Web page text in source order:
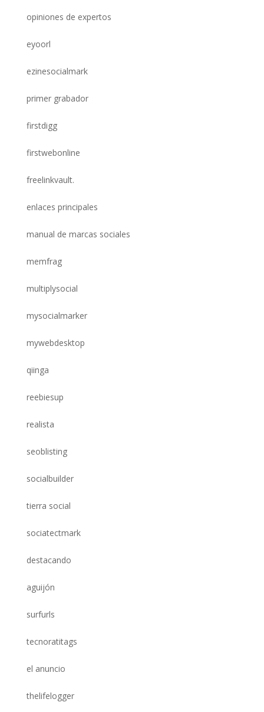
opiniones de expertos
eyoorl
ezinesocialmark
primer grabador
firstdigg
firstwebonline
freelinkvault.
enlaces principales
manual de marcas sociales
memfrag
multiplysocial
mysocialmarker
mywebdesktop
qiinga
reebiesup
realista
seoblisting
socialbuilder
tierra social
sociatectmark
destacando
aguijón
surfurls
tecnoratitags
el anuncio
thelifelogger